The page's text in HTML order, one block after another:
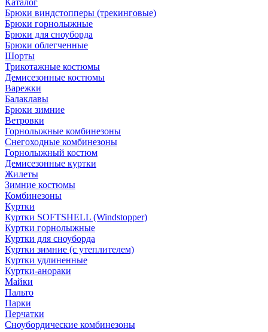
Каталог
Брюки виндстопперы (трекинговые)
Брюки горнолыжные
Брюки для сноуборда
Брюки облегченные
Шорты
Трикотажные костюмы
Демисезонные костюмы
Варежки
Балаклавы
Брюки зимние
Ветровки
Горнолыжные комбинезоны
Снегоходные комбинезоны
Горнолыжный костюм
Демисезонные куртки
Жилеты
Зимние костюмы
Комбинезоны
Куртки
Куртки SOFTSHELL (Windstopper)
Куртки горнолыжные
Куртки для сноуборда
Куртки зимние (с утеплителем)
Куртки удлиненные
Куртки-анораки
Майки
Пальто
Парки
Перчатки
Сноубордические комбинезоны